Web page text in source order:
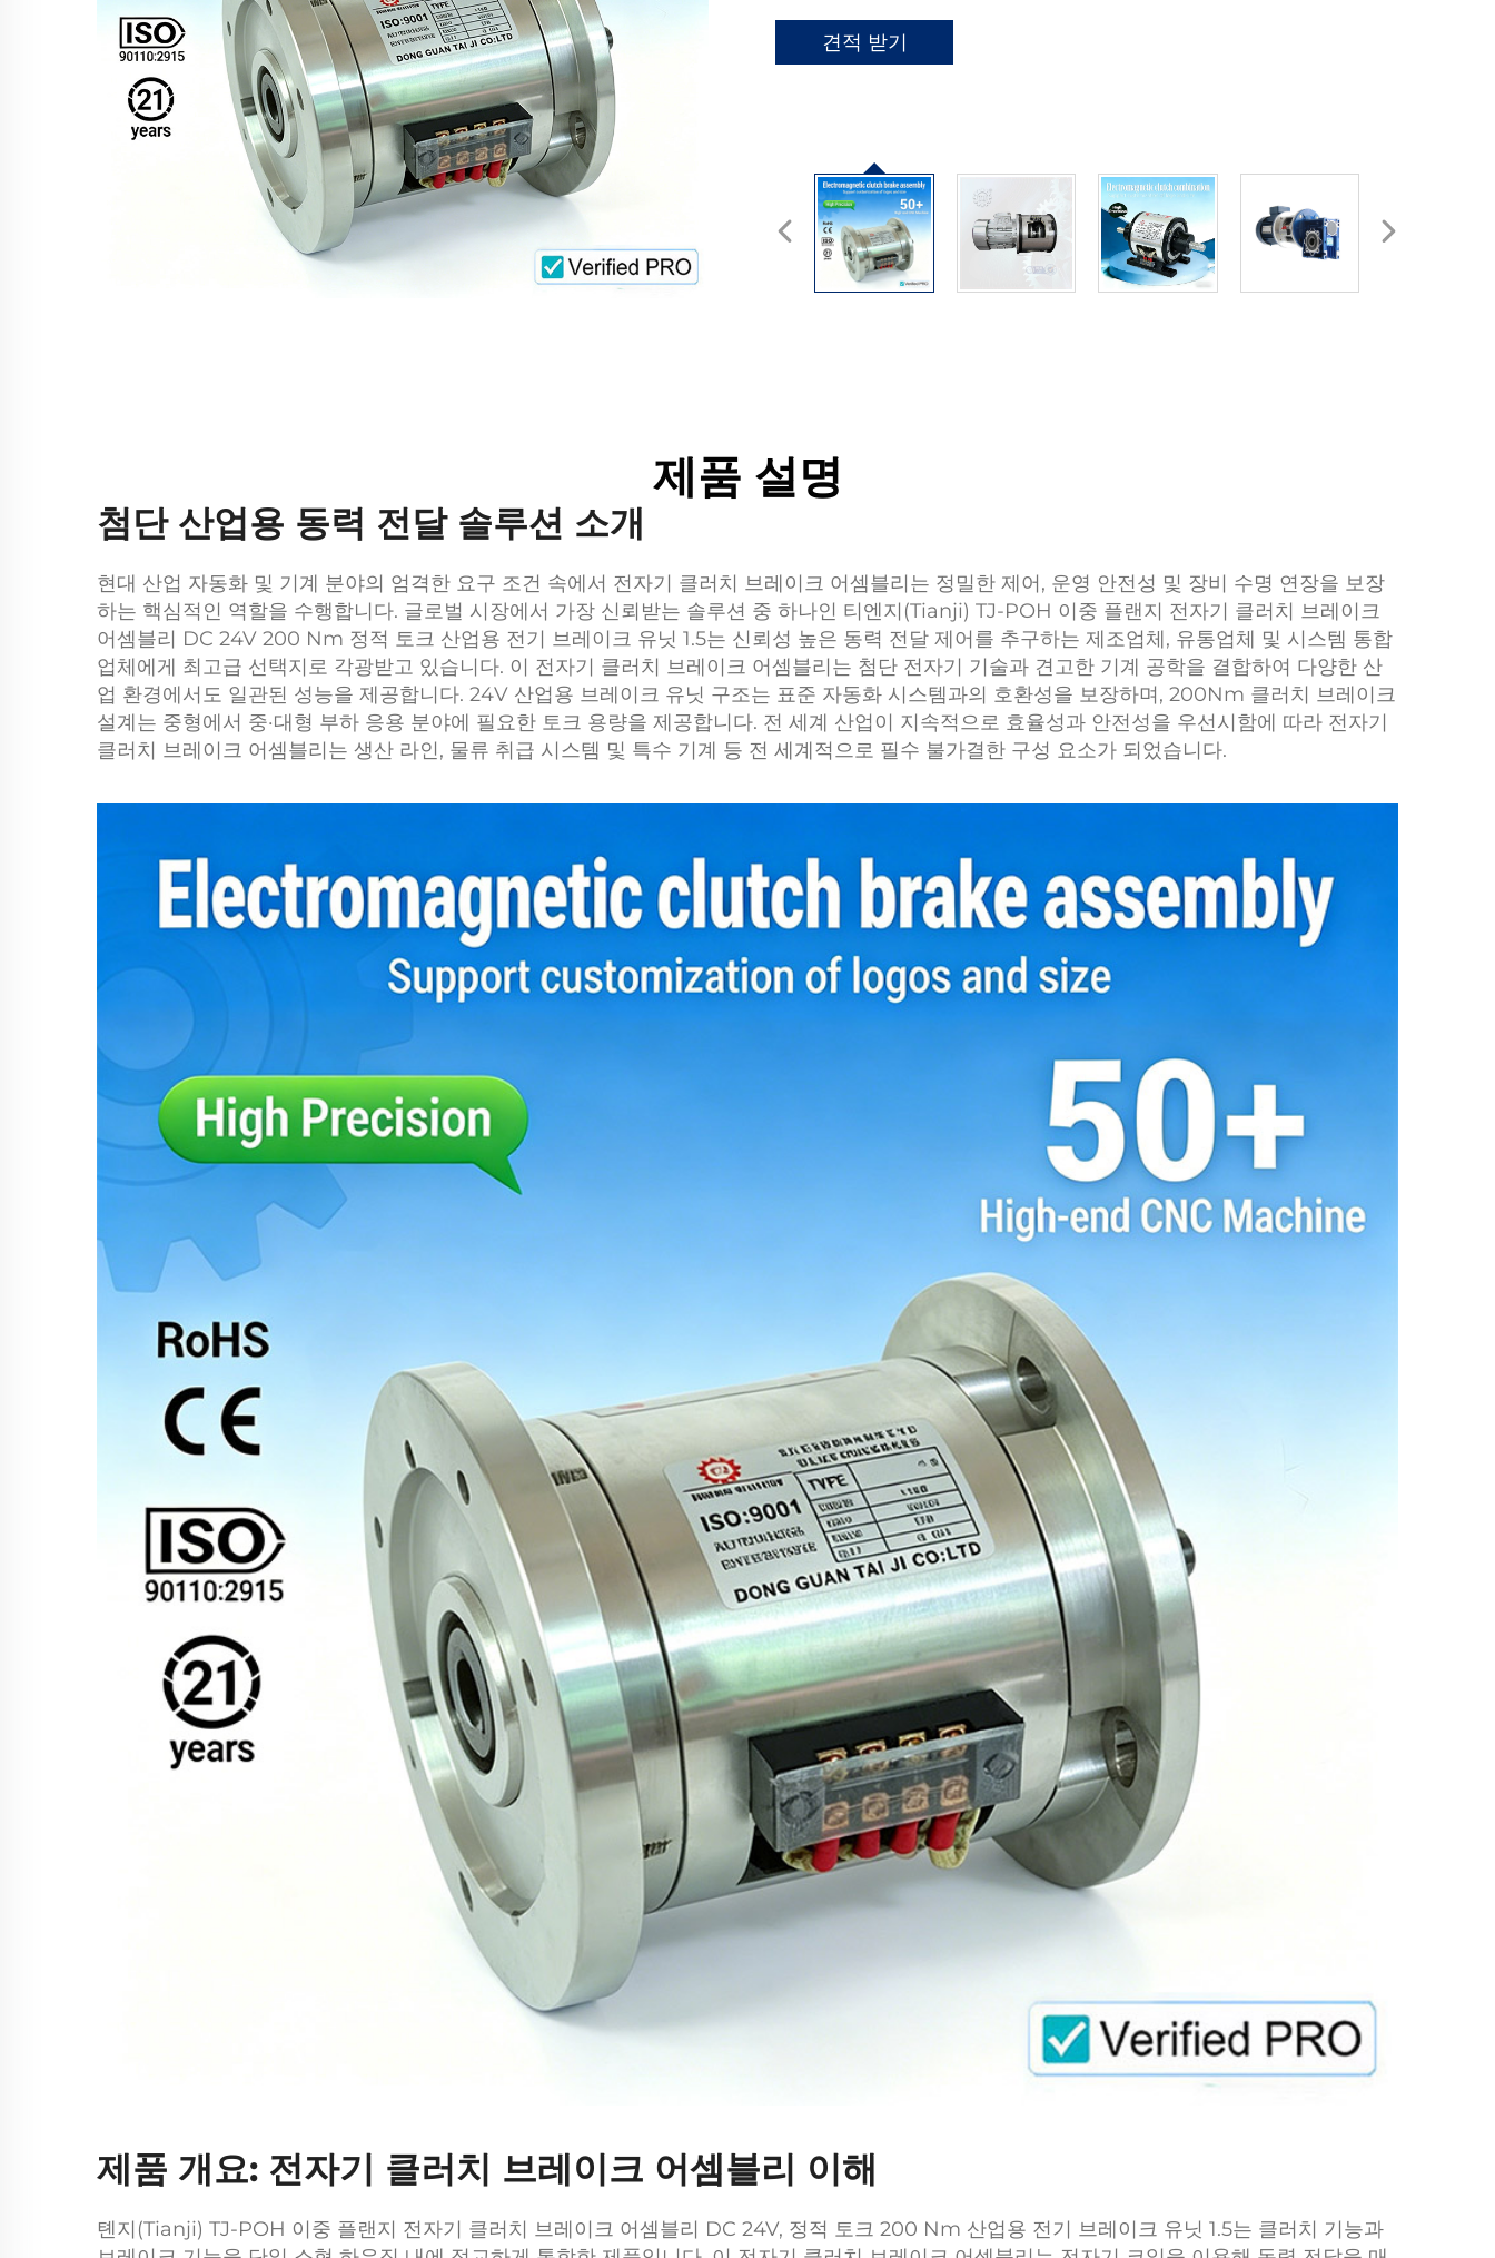
견적 받기
제품 설명
첨단 산업용 동력 전달 솔루션 소개
현대 산업 자동화 및 기계 분야의 엄격한 요구 조건 속에서 전자기 클러치 브레이크 어셈블리는 정밀한 제어, 운영 안전성 및 장비 수명 연장을 보장
하는 핵심적인 역할을 수행합니다. 글로벌 시장에서 가장 신뢰받는 솔루션 중 하나인 티엔지(Tianji) TJ-POH 이중 플랜지 전자기 클러치 브레이크
어셈블리 DC 24V 200 Nm 정적 토크 산업용 전기 브레이크 유닛 1.5는 신뢰성 높은 동력 전달 제어를 추구하는 제조업체, 유통업체 및 시스템 통합
업체에게 최고급 선택지로 각광받고 있습니다. 이 전자기 클러치 브레이크 어셈블리는 첨단 전자기 기술과 견고한 기계 공학을 결합하여 다양한 산
업 환경에서도 일관된 성능을 제공합니다. 24V 산업용 브레이크 유닛 구조는 표준 자동화 시스템과의 호환성을 보장하며, 200Nm 클러치 브레이크
설계는 중형에서 중·대형 부하 응용 분야에 필요한 토크 용량을 제공합니다. 전 세계 산업이 지속적으로 효율성과 안전성을 우선시함에 따라 전자기
클러치 브레이크 어셈블리는 생산 라인, 물류 취급 시스템 및 특수 기계 등 전 세계적으로 필수 불가결한 구성 요소가 되었습니다.
제품 개요: 전자기 클러치 브레이크 어셈블리 이해
톈지(Tianji) TJ-POH 이중 플랜지 전자기 클러치 브레이크 어셈블리 DC 24V, 정적 토크 200 Nm 산업용 전기 브레이크 유닛 1.5는 클러치 기능과